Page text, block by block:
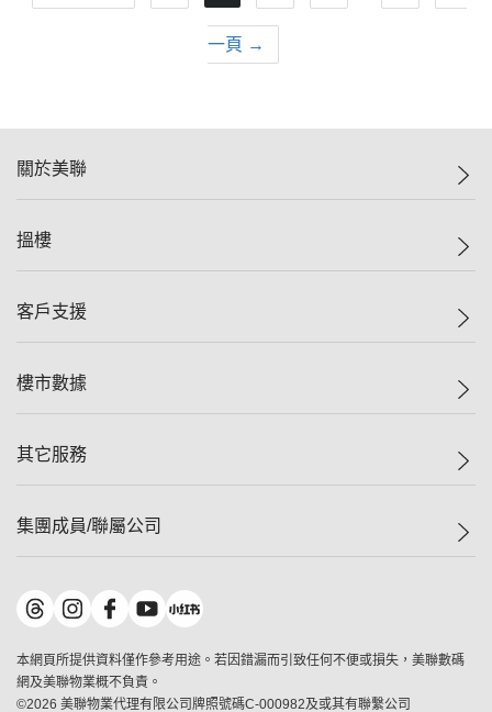
一頁 →
關於美聯
美聯集團
人才招募
搵樓
一手新盤
減價
美聯豪宅
獨家樓盤
租盤
客戶支援
自助放盤
查詢熱線
按揭計算機
負擔能力計算機
轉按計算機
繳款方式
樓市數據
樓價指數
歷史成交
屋苑成交排行榜
地區百科
其它服務
屋苑專頁
美聯精英會
美善會
地產代理管理協會
集團成員/聯屬公司
美聯物業
鋑聯控股*
美聯工商舖*
美聯中國
本網頁所提供資料僅作參考用途。若因錯漏而引致任何不便或損失，美聯數碼
網及美聯物業概不負責。
©2026 美聯物業代理有限公司牌照號碼C-000982及或其有聯繫公司